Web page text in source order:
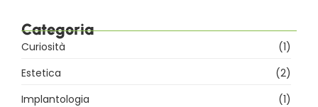
Categoria
Curiosità
(1)
Estetica
(2)
Implantologia
(1)